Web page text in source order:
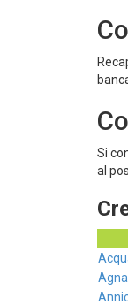
Si
al